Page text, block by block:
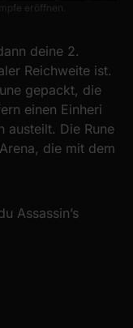
eröffnen.
deine 2.
Reichweite ist.
gepackt, die
einen Einheri
austeilt. Die Rune
die mit dem
Assassin’s